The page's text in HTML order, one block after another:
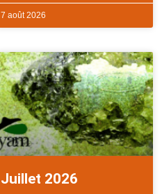
7 août 2026
Juillet 2026